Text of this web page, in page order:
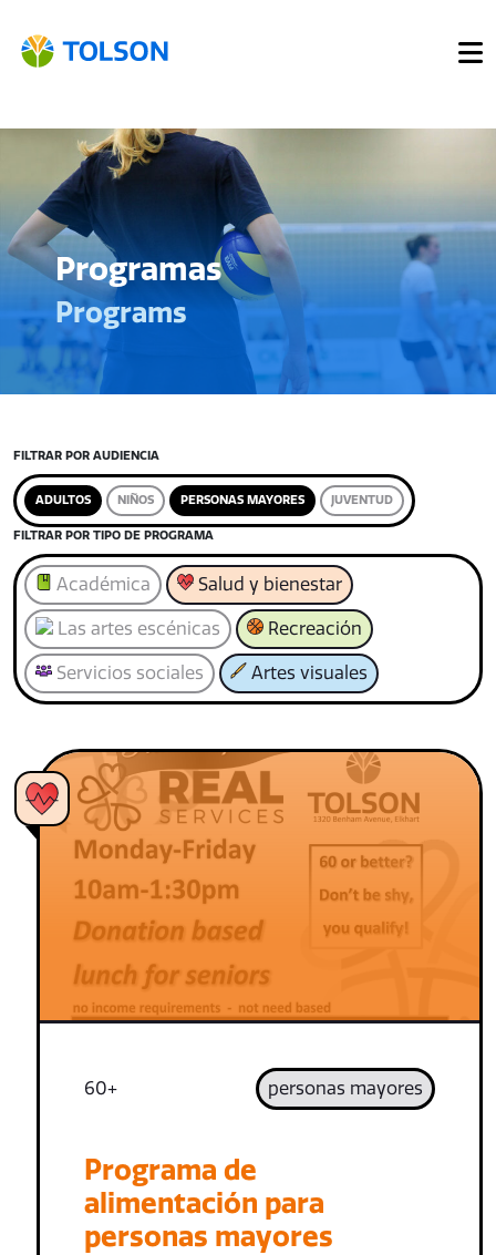
Programas
Programs
FILTRAR POR AUDIENCIA
ADULTOS NIÑOS PERSONAS MAYORES JUVENTUD
FILTRAR POR TIPO DE PROGRAMA
Académica Salud y bienestar
Las artes escénicas Recreación
Servicios sociales Artes visuales
60+ personas mayores
Programa de
alimentación para
personas mayores